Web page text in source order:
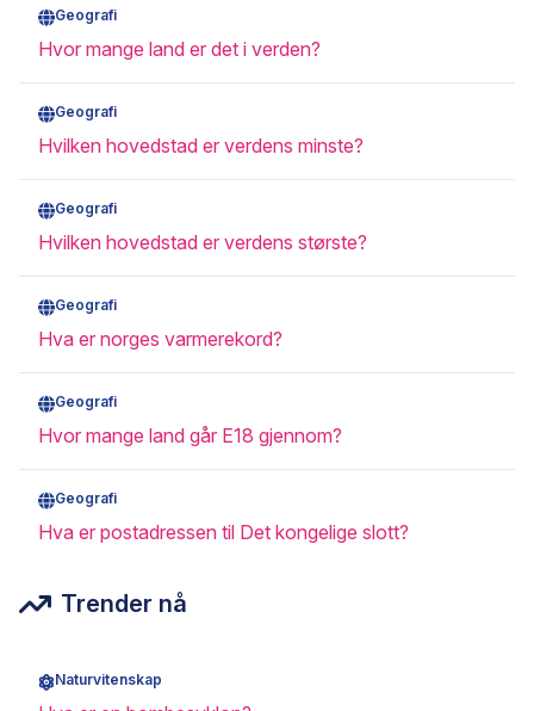
Geografi
Hvor mange land er det i verden?
Geografi
Hvilken hovedstad er verdens minste?
Geografi
Hvilken hovedstad er verdens største?
Geografi
Hva er norges varmerekord?
Geografi
Hvor mange land går E18 gjennom?
Geografi
Hva er postadressen til Det kongelige slott?
Trender nå
Naturvitenskap